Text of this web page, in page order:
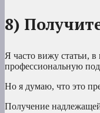
8)
Я часто вижу статьи,
профессиональную
Но я думаю, что это
Получение